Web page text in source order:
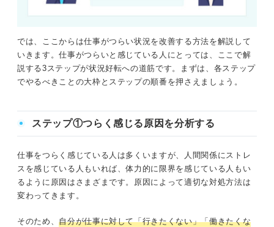
では、ここからは仕事がつらい状況を改善する方法を解説して
いきます。仕事がつらいと感じている人にとっては、ここで解
説する3ステップが状況好転への道筋です。まずは、各ステップ
でやるべきことの大枠とステップの順番を押さえましょう。
ステップ①つらく感じる原因を分析する
仕事をつらく感じている人は多くいますが、人間関係にストレ
スを感じている人もいれば、体力的に限界を感じている人もい
るように原因はさまざまです。原因によって適切な対処方法は
変わってきます。
そのため、自分が仕事に対して「行きたくない」「働きたくな